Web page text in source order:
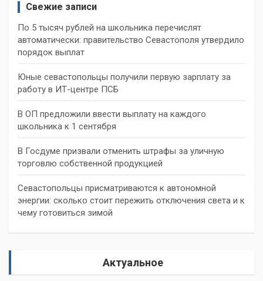
Свежие записи
По 5 тысяч рублей на школьника перечислят
автоматически: правительство Севастополя утвердило
порядок выплат
Юные севастопольцы получили первую зарплату за
работу в ИТ-центре ПСБ
В ОП предложили ввести выплату на каждого
школьника к 1 сентября
В Госдуме призвали отменить штрафы за уличную
торговлю собственной продукцией
Севастопольцы присматриваются к автономной
энергии: сколько стоит пережить отключения света и к
чему готовиться зимой
Актуальное